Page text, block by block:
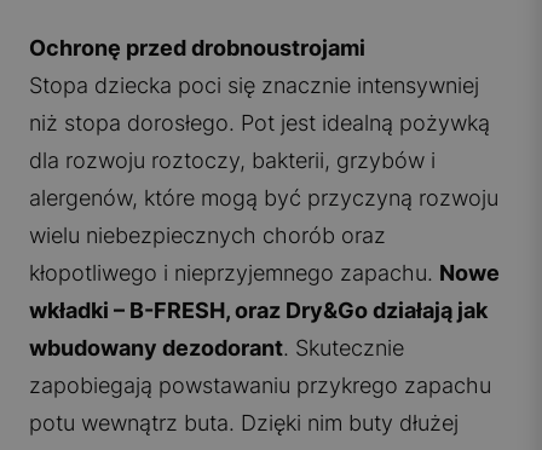
Ochronę przed drobnoustrojami
Stopa dziecka poci się znacznie intensywniej
niż stopa dorosłego. Pot jest idealną pożywką
dla rozwoju roztoczy, bakterii, grzybów i
alergenów, które mogą być przyczyną rozwoju
wielu niebezpiecznych chorób oraz
kłopotliwego i nieprzyjemnego zapachu. Nowe
wkładki – B-FRESH, oraz Dry&Go działają jak
wbudowany dezodorant. Skutecznie
zapobiegają powstawaniu przykrego zapachu
potu wewnątrz buta. Dzięki nim buty dłużej